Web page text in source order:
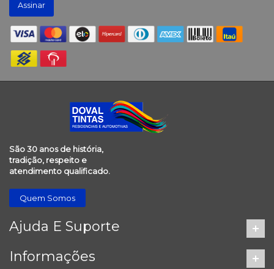
Assinar
São 30 anos de história,
tradição, respeito e
atendimento qualificado.
Quem Somos
Ajuda E Suporte
Informações